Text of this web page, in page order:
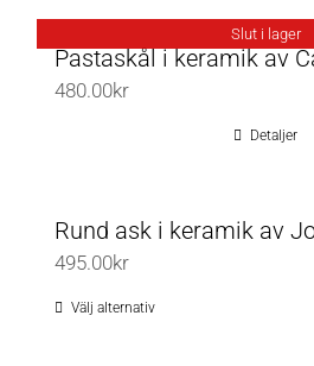
alternativen
Slut i lager
Pastaskål i keramik av
480.00kr
Detaljer
Rund ask i keramik av
495.00kr
Välj alternativDen